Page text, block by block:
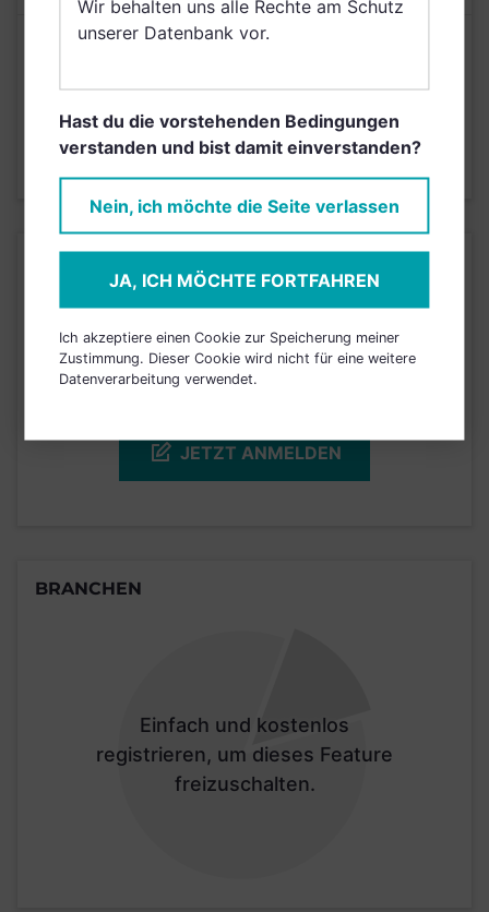
Risikoeinstufung laut Anbieter (KID)
1 2 3 4 5 6
Einfach und kostenlos
registrieren, um dieses Feature
freizuschalten.
JETZT ANMELDEN
BRANCHEN
Einfach und kostenlos
registrieren, um dieses Feature
freizuschalten.
Wir behalten uns alle Rechte am Schutz
unserer Datenbank vor.
Hast du die vorstehenden Bedingungen
verstanden und bist damit einverstanden?
Nein, ich möchte die Seite verlassen
JA, ICH MÖCHTE FORTFAHREN
Ich akzeptiere einen Cookie zur Speicherung meiner
Zustimmung. Dieser Cookie wird nicht für eine weitere
Datenverarbeitung verwendet.